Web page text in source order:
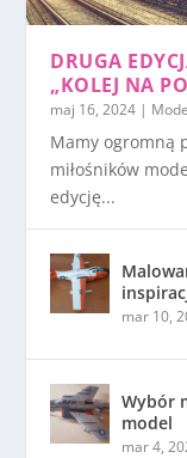
DRUGA
„KOLEJ NA
maj 16, 2024 |
Mamy ogromną
miłośników
edycję...
mar 10,
Wybór
model
mar 4,